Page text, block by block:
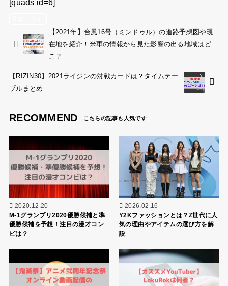
[quads id=6]
【2021年】台風16号（ミンドゥル）の進路予想図や現
在地を紹介！米軍の情報から見た影響の出る地域はど
こ？
【RIZIN30】2021ライジンの対戦カードは？タイムテー
ブルまとめ
RECOMMEND
2020.12.20
M-1グランプリ2020優勝候補と準
優勝候補を予想！注目の漫才コン
ビは？
2026.02.16
Y2Kファッションとは？Z世代に人
気の理由やアイテムの選び方を解
説